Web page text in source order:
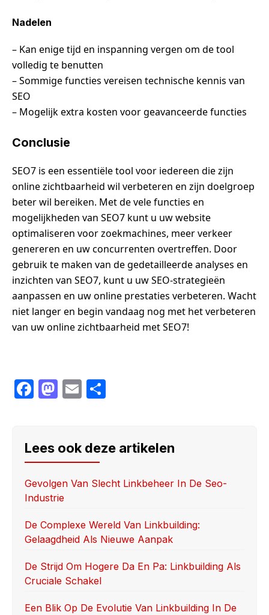
Nadelen
– Kan enige tijd en inspanning vergen om de tool
volledig te benutten
– Sommige functies vereisen technische kennis van
SEO
– Mogelijk extra kosten voor geavanceerde functies
Conclusie
SEO7 is een essentiële tool voor iedereen die zijn
online zichtbaarheid wil verbeteren en zijn doelgroep
beter wil bereiken. Met de vele functies en
mogelijkheden van SEO7 kunt u uw website
optimaliseren voor zoekmachines, meer verkeer
genereren en uw concurrenten overtreffen. Door
gebruik te maken van de gedetailleerde analyses en
inzichten van SEO7, kunt u uw SEO-strategieën
aanpassen en uw online prestaties verbeteren. Wacht
niet langer en begin vandaag nog met het verbeteren
van uw online zichtbaarheid met SEO7!
F
e
b
o
o
k
M
o
d
o
n
E
e
Lees ook deze artikelen
Gevolgen Van Slecht Linkbeheer In De Seo-
Industrie
De Complexe Wereld Van Linkbuilding:
Gelaagdheid Als Nieuwe Aanpak
De Strijd Om Hogere Da En Pa: Linkbuilding Als
Cruciale Schakel
Een Blik Op De Evolutie Van Linkbuilding In De